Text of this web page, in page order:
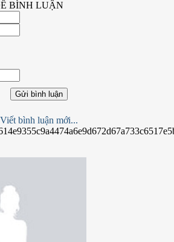
BÌNH LUẬN
Gửi bình luận
Viết bình luận mới...